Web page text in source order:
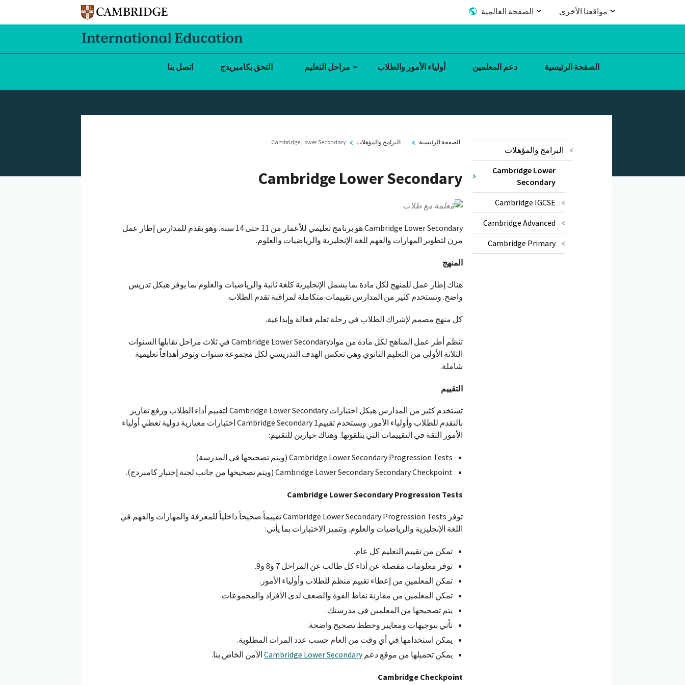
مواقعنا الأخرى الصفحة العالمية
الصفحة الرئيسية دعم المعلمين أولياء الأمور والطلاب مراحل التعليم التحق بكامبريدج اتصل بنا
البرامج والمؤهلات
Cambridge Lower
Secondary
Cambridge IGCSE
Cambridge Advanced
Cambridge Primary
الصفحة الرئيسية البرامج والمؤهلات Cambridge Lower Secondary
Cambridge Lower Secondary
Cambridge Lower Secondary هو برنامج تعليمي للأعمار من 11 حتى 14 سنة. وهو يقدم للمدارس إطار عمل
مرن لتطوير المهارات والفهم للغة الإنجليزية والرياضيات والعلوم.
المنهج
هناك إطار عمل للمنهج لكل مادة بما يشمل الإنجليزية كلغة ثانية والرياضيات والعلوم بما يوفر هيكل تدريس
واضح. وتستخدم كثير من المدارس تقييمات متكاملة لمراقبة تقدم الطلاب.
كل منهج مصمم لإشراك الطلاب في رحلة تعلم فعالة وإبداعية.
تنظم أطر عمل المناهج لكل مادة من موادCambridge Lower Secondary في ثلاث مراحل تقابلها السنوات
الثلاثة الأولى من التعليم الثانوي.وهي تعكس الهدف التدريسي لكل مجموعة سنوات وتوفر أهدافاً تعليمية
شاملة.
التقييم
تستخدم كثير من المدارس هيكل اختبارات Cambridge Lower Secondary لتقييم أداء الطلاب ورفع تقارير
بالتقدم للطلاب وأولياء الأمور. ويستخدم تقييمCambridge Secondary 1 اختبارات معيارية دولية تعطي أولياء
الأمور الثقة في التقييمات التي يتلقونها. وهناك خيارين للتقييم:
Cambridge Lower Secondary Progression Tests (ويتم تصحيحها في المدرسة)
Cambridge Lower Secondary Secondary Checkpoint (ويتم تصحيحها من جانب لجنة إختبار كامبردج).
Cambridge Lower Secondary Progression Tests
توفر Cambridge Lower Secondary Progression Tests تقييماً صحيحاً داخلياً للمعرفة والمهارات والفهم في
اللغة الإنجليزية والرياضيات والعلوم. وتتميز الاختبارات بما يأتي:
تمكن من تقييم التعليم كل عام.
توفر معلومات مفصلة عن أداء كل طالب عن المراحل 7 و8 و9.
تمكن المعلمين من إعطاء تقييم منظم للطلاب وأولياء الأمور.
تمكن المعلمين من مقارنة نقاط القوة والضعف لدى الأفراد والمجموعات.
يتم تصحيحها من المعلمين في مدرستك.
تأتي بتوجيهات ومعايير وخطط تصحيح واضحة.
يمكن استخدامها في أي وقت من العام حسب عدد المرات المطلوبة.
يمكن تحميلها من موقع دعمCambridge Lower Secondary الآمن الخاص بنا.
Cambridge Checkpoint